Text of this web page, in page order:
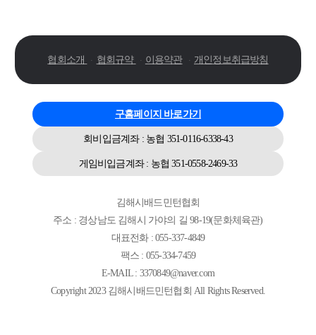
협회소개 · 협회규약 · 이용약관 · 개인정보취급방침
구홈페이지 바로가기
회비입금계좌 : 농협 351-0116-6338-43
게임비입금계좌 : 농협 351-0558-2469-33
김해시배드민턴협회
주소 : 경상남도 김해시 가야의 길 98-19(문화체육관)
대표전화 : 055-337-4849
팩스 : 055-334-7459
E-MAIL : 3370849@naver.com
Copyright 2023 김해시배드민턴협회 All Rights Reserved.